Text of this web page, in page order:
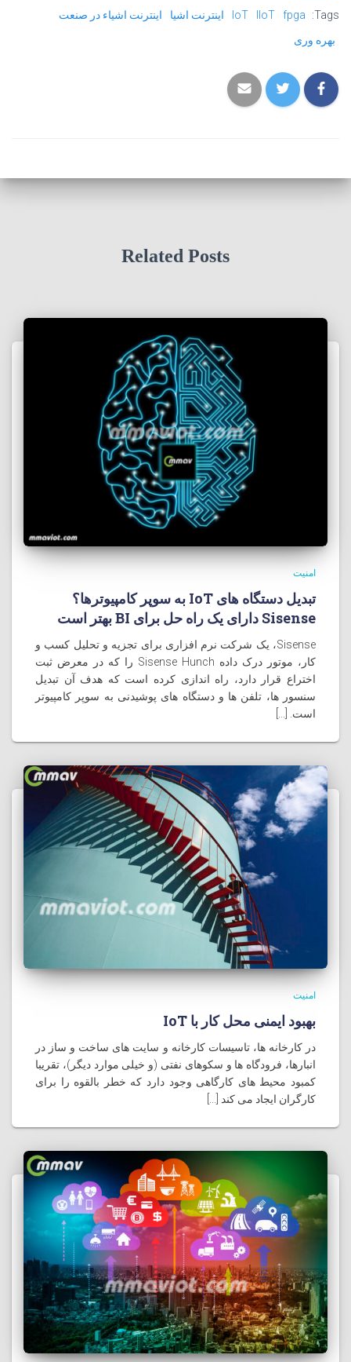
Tags:
fpga
IIoT
IoT اینترنت اشیا
اینترنت اشیاء در صنعت
بهره وری
Related Posts
امنیت
تبدیل دستگاه های IoT به سوپر کامپيوترها؟
Sisense دارای یک راه حل برای BI بهتر است
Sisense، یک شرکت نرم افزاری برای تجزیه و تحلیل کسب و
کار، موتور درک داده Sisense Hunch را که در معرض ثبت
اختراع قرار دارد، راه اندازی کرده است که هدف آن تبدیل
سنسور ها، تلفن ها و دستگاه های پوشیدنی به سوپر کامپیوتر
است. [...]
امنیت
بهبود ایمنی محل کار با IoT
در کارخانه ها، تاسیسات کارخانه و سایت های ساخت و ساز در
انبارها، فرودگاه ها و سکوهای نفتی (و خیلی موارد دیگر)، تقریبا
کمبود محیط های کارگاهی وجود دارد که خطر بالقوه را برای
کارگران ایجاد می کند [...]